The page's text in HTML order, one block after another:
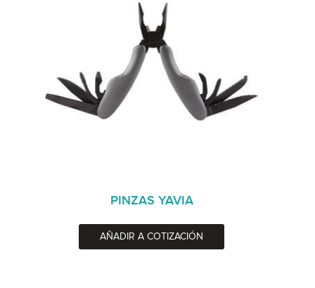
PINZAS YAVIA
AÑADIR A COTIZACIÓN